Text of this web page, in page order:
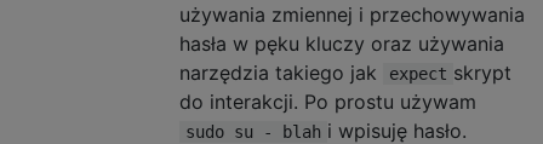
używania zmiennej i przechowywania
hasła w pęku kluczy oraz używania
narzędzia takiego jak
expect skrypt
do interakcji. Po prostu używam
sudo su - blah i wpisuję hasło.